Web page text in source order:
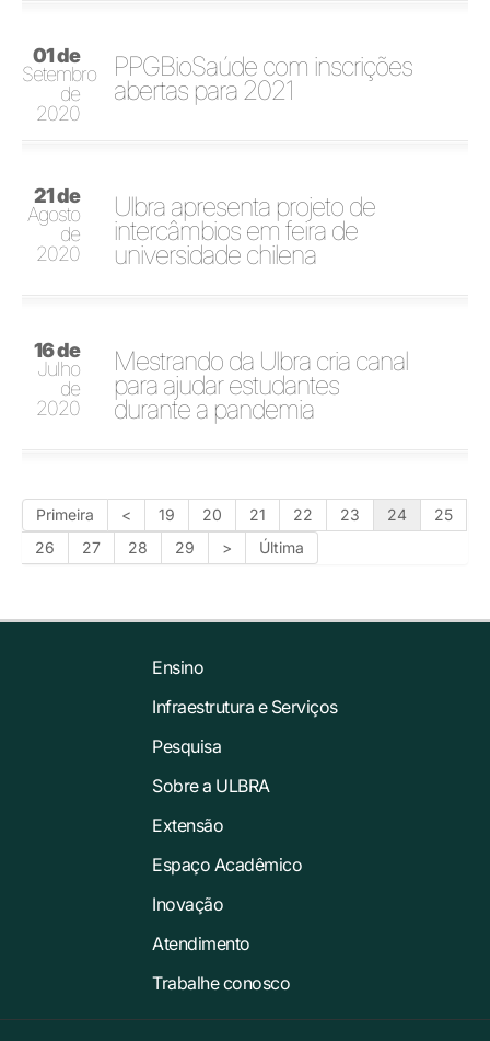
01 de
Setembro
de
2020
PPGBioSaúde com inscrições
abertas para 2021
21 de
Agosto
de
2020
Ulbra apresenta projeto de
intercâmbios em feira de
universidade chilena
16 de
Julho
de
2020
Mestrando da Ulbra cria canal
para ajudar estudantes
durante a pandemia
Primeira < 19 20 21 22 23 24
25
26
27 28 29 > Última
Ensino
Infraestrutura e Serviços
Pesquisa
Sobre a ULBRA
Extensão
Espaço Acadêmico
Inovação
Atendimento
Trabalhe conosco